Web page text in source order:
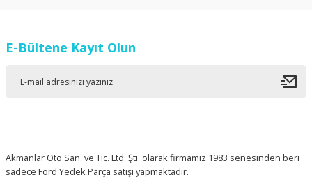
Ürün resmi kalitesiz, bozuk veya görüntülenemiyor.
E-Bültene Kayıt Olun
Akmanlar Oto San. ve Tic. Ltd. Şti. olarak firmamız 1983 senesinden beri
sadece Ford Yedek Parça satışı yapmaktadır.